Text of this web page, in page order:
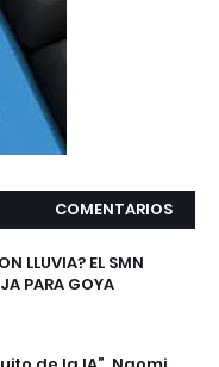
COMENTARIOS
LLUVIA? EL SMN
PARA GOYA